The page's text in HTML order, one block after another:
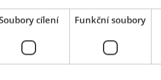
a.s. Infolinka: 602 777 555,
cílení Funkční soubory